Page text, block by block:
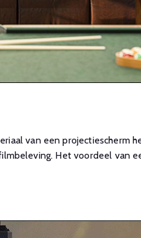
van een projectiescherm
Het voordeel van